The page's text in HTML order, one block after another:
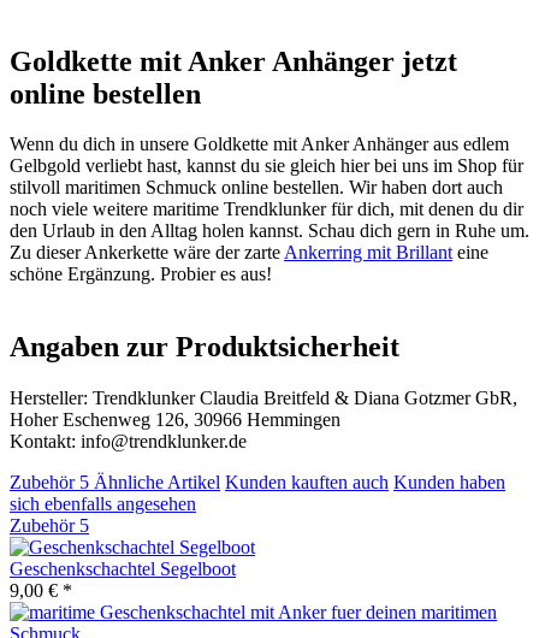
Goldkette mit Anker Anhänger jetzt
online bestellen
Wenn du dich in unsere Goldkette mit Anker Anhänger aus edlem
Gelbgold verliebt hast, kannst du sie gleich hier bei uns im Shop für
stilvoll maritimen Schmuck online bestellen. Wir haben dort auch
noch viele weitere maritime Trendklunker für dich, mit denen du dir
den Urlaub in den Alltag holen kannst. Schau dich gern in Ruhe um.
Zu dieser Ankerkette wäre der zarteAnkerring mit Brillanteine
schöne Ergänzung. Probier es aus!
Angaben zur Produktsicherheit
Hersteller: Trendklunker Claudia Breitfeld & Diana Gotzmer GbR,
Hoher Eschenweg 126, 30966 Hemmingen
Kontakt: info@trendklunker.de
Zubehör 5 Ähnliche Artikel Kunden kauften auch Kunden haben
sich ebenfalls angesehen
Zubehör 5
Geschenkschachtel Segelboot
9,00 € *